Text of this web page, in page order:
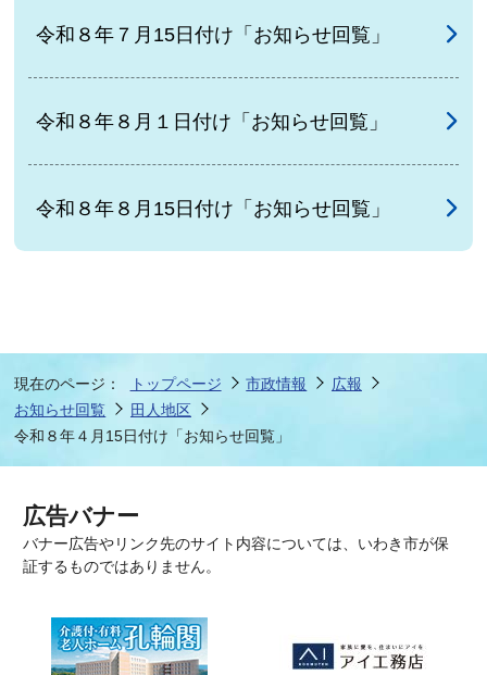
令和８年７月15日付け「お知らせ回覧」
令和８年８月１日付け「お知らせ回覧」
令和８年８月15日付け「お知らせ回覧」
現在のページ： トップページ 市政情報
広報
お知らせ回覧
田人地区
令和８年４月15日付け「お知らせ回覧」
広告バナー
バナー広告やリンク先のサイト内容については、いわき市が保
証するものではありません。